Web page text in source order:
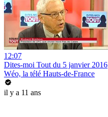
12:07
Dites-moi Tout du 5 janvier 2016
Wéo, la télé Hauts-de-France
il y a 11 ans